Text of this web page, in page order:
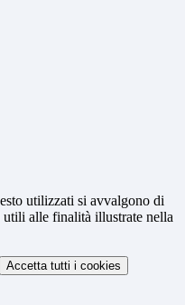
utilizzati si avvalgono di
utili alle finalità illustrate nella
Accetta tutti i cookies